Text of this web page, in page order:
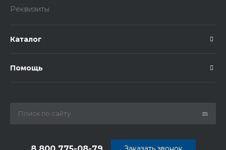
Реквизиты
Каталог
Помощь